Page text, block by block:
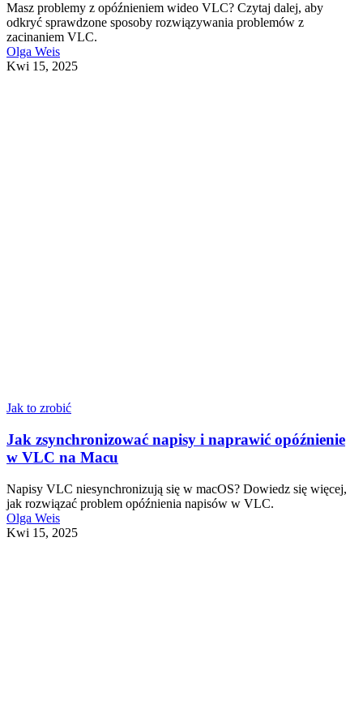
Masz problemy z opóźnieniem wideo VLC? Czytaj dalej, aby
odkryć sprawdzone sposoby rozwiązywania problemów z
zacinaniem VLC.
Olga Weis
Kwi 15, 2025
Jak to zrobić
Jak zsynchronizować napisy i naprawić opóźnienie
w VLC na Macu
Napisy VLC niesynchronizują się w macOS? Dowiedz się więcej,
jak rozwiązać problem opóźnienia napisów w VLC.
Olga Weis
Kwi 15, 2025